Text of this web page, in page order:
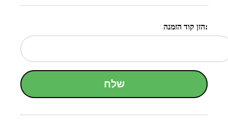
הזן קוד הזמנה:
שלח